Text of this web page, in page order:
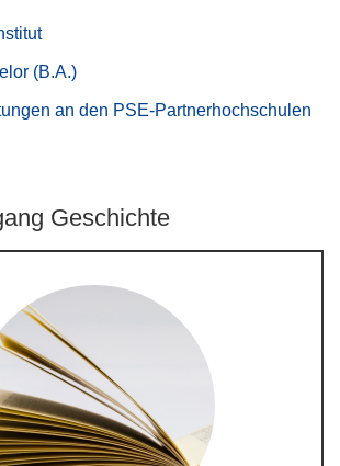
(B.A.)
an den PSE-Partnerhochschulen
Geschichte